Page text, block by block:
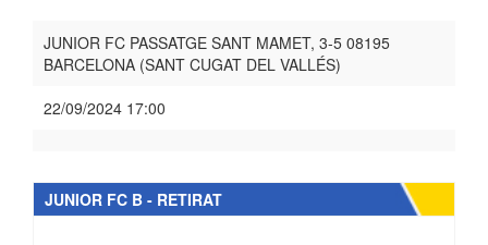
JUNIOR FC PASSATGE SANT MAMET, 3-5 08195
BARCELONA (SANT CUGAT DEL VALLÉS)
22/09/2024 17:00
JUNIOR FC B - RETIRAT